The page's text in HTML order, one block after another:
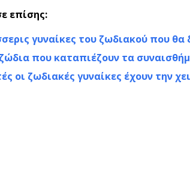
επίσης:
γυναίκες του ζωδιακού που θα
που καταπιέζουν τα
οι ζωδιακές γυναίκες έχουν την